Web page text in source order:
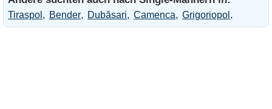
Tiraspol Bender Dubăsari Camenca Grigoriopol .